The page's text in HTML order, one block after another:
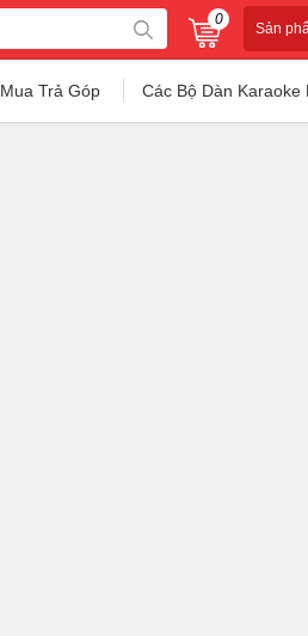
0
Sản
Mua Trả Góp Các Bộ Dàn Karaoke